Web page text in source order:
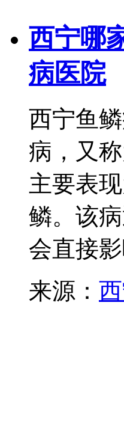
西宁哪
病医院
西宁鱼
病，又
主要表
鳞。该
会直接
来源：